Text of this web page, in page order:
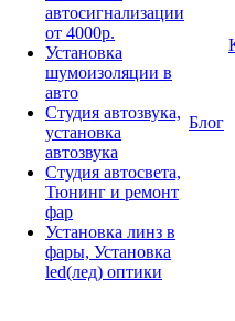
автосигнализации
от 4000р.
Установка
шумоизоляции в
авто
Студия автозвука,
установка
автозвука
Студия автосвета,
Тюнинг и ремонт
фар
Установка линз в
фары, Установка
led(лед) оптики
Блог